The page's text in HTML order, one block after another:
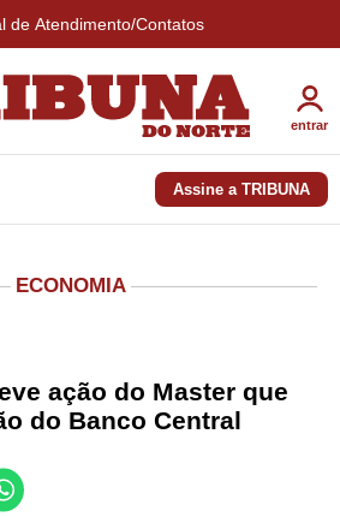
de Atendimento/Contatos
entrar
Assine a TRIBUNA
ECONOMIA
ação do Master que
do Banco Central